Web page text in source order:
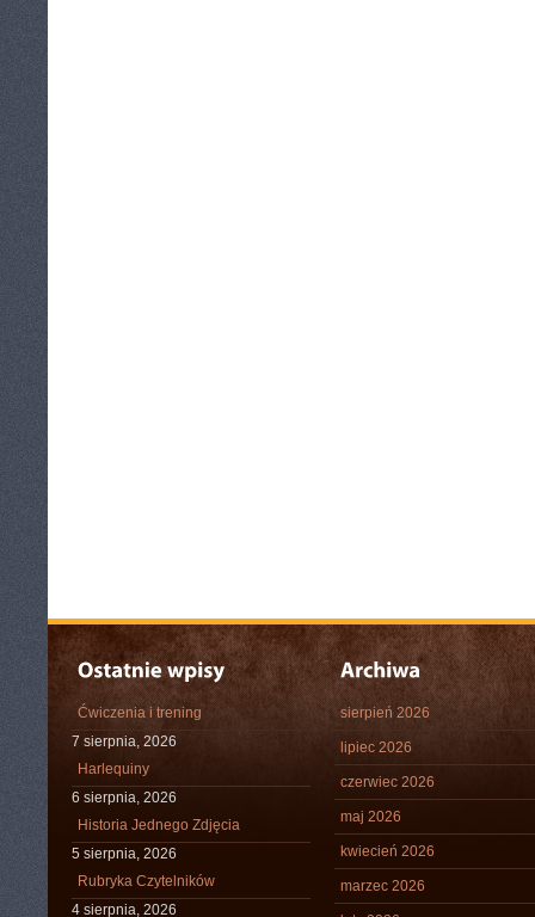
Ćwiczenia i trening
7 sierpnia, 2026
Harlequiny
6 sierpnia, 2026
Historia Jednego Zdjęcia
5 sierpnia, 2026
Rubryka Czytelników
4 sierpnia, 2026
sierpień 2026
lipiec 2026
czerwiec 2026
maj 2026
kwiecień 2026
marzec 2026